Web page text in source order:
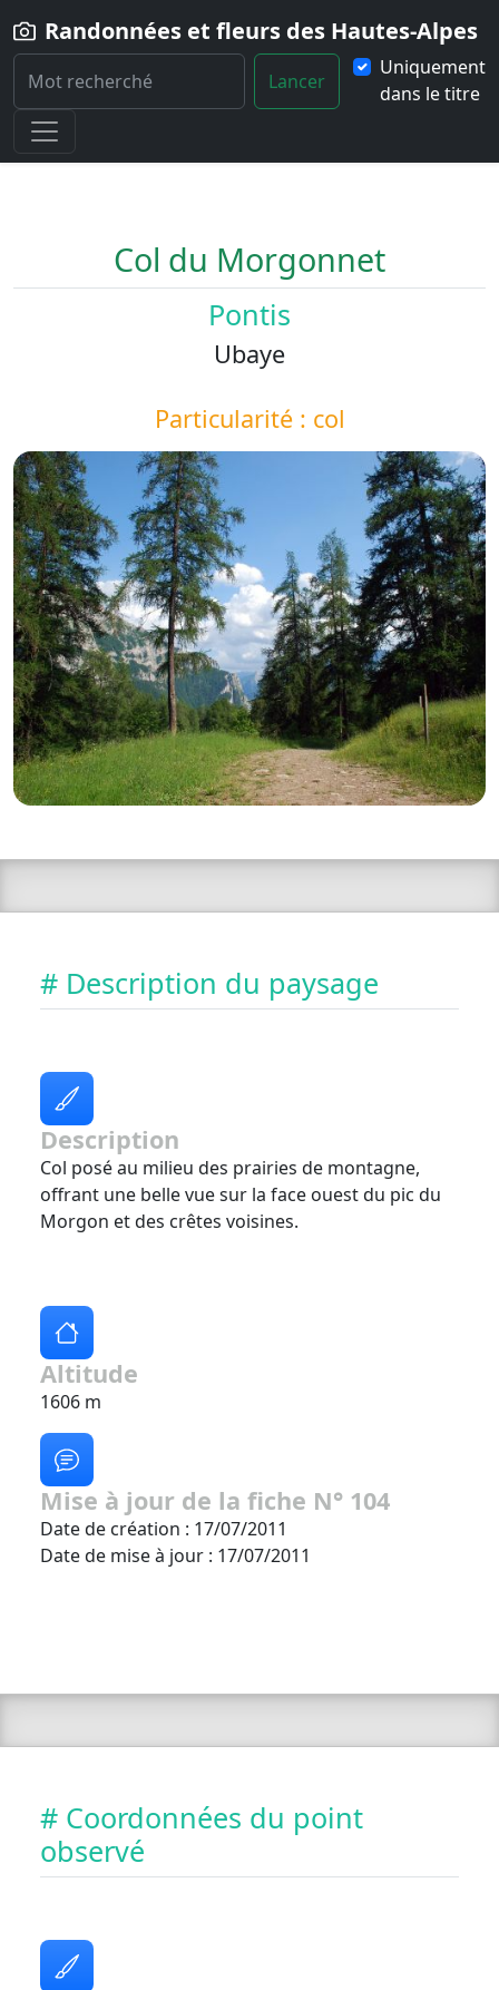
Randonnées et fleurs des Hautes-Alpes
Lancer
Uniquement
dans le titre
Home
Paysage Col-du-Morgonnet
Col du Morgonnet
Pontis
Ubaye
Particularité : col
# Description du paysage
Description
Col posé au milieu des prairies de montagne,
offrant une belle vue sur la face ouest du pic du
Morgon et des crêtes voisines.
Altitude
1606 m
Mise à jour de la fiche N° 104
Date de création : 17/07/2011
Date de mise à jour : 17/07/2011
# Coordonnées du point
observé